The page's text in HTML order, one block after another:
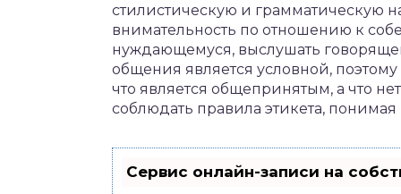
стилистическую и грамматическую
внимательность по отношению к
нуждающемуся, выслушать
общения является условной,
что является общепринятым, а что
соблюдать правила этикета,
Сервис онлайн-записи на